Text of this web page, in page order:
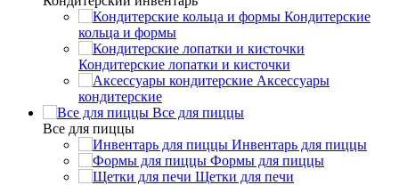
Кондитерские
кольца и формы
Кондитерские лопатки и кисточки
Аксессуары
кондитерские
Все для пиццы
Все для пиццы
Инвентарь для пиццы
Формы для пиццы
Щетки для печи